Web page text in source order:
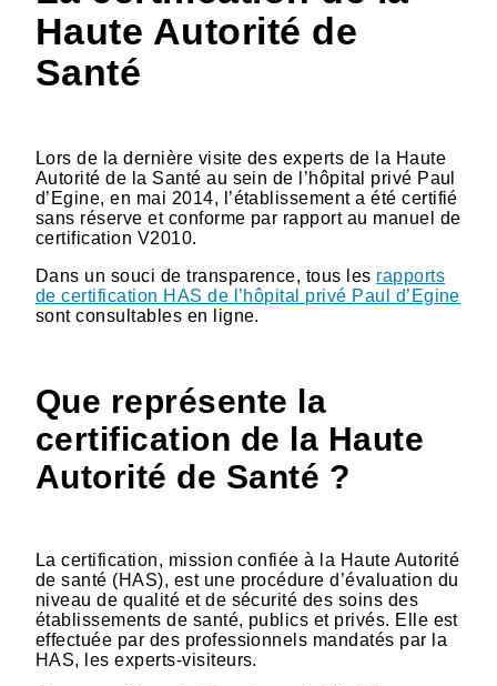
Haute Autorité de
Santé
Lors de la dernière visite des experts de la Haute
Autorité de la Santé au sein de l’hôpital privé Paul
d’Egine, en mai 2014, l’établissement a été certifié
sans réserve et conforme par rapport au manuel de
certification V2010.
Dans un souci de transparence, tous les rapports
de certification HAS de l’hôpital privé Paul d’Egine
sont consultables en ligne.
Que représente la
certification de la Haute
Autorité de Santé ?
La certification, mission confiée à la Haute Autorité
de santé (HAS), est une procédure d’évaluation du
niveau de qualité et de sécurité des soins des
établissements de santé, publics et privés. Elle est
effectuée par des professionnels mandatés par la
HAS, les experts-visiteurs.